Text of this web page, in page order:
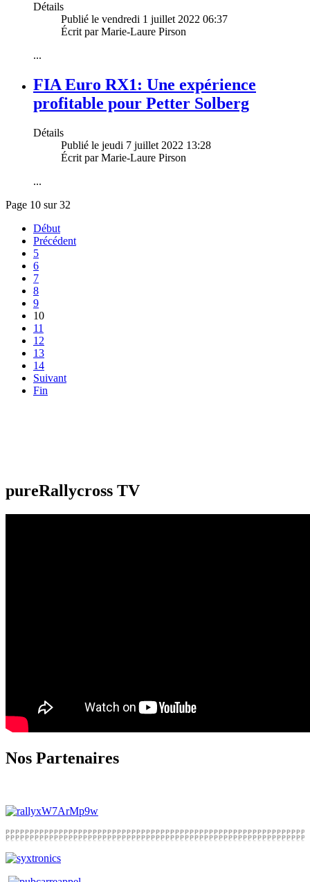
Détails
Publié le vendredi 1 juillet 2022 06:37
Écrit par Marie-Laure Pirson
...
FIA Euro RX1: Une expérience
profitable pour Petter Solberg
Détails
Publié le jeudi 7 juillet 2022 13:28
Écrit par Marie-Laure Pirson
...
Page 10 sur 32
Début
Précédent
5
6
7
8
9
10
11
12
13
14
Suivant
Fin
pureRallycross TV
Nos Partenaires